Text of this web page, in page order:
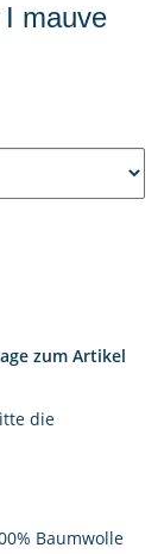
mauve
zum Artikel
die
Baumwolle